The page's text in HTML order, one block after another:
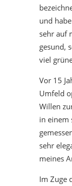
und
sehr auf
gesund,
viel
Vor 15
Umfeld
Willen
in einem
sehr
meines
Im Zuge